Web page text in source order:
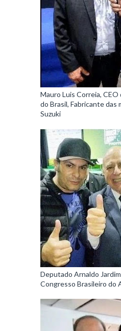
Mauro Luis Correia,
do Brasil, Fabricante das
Suzuki
Deputado Arnaldo
Congresso Brasileiro do